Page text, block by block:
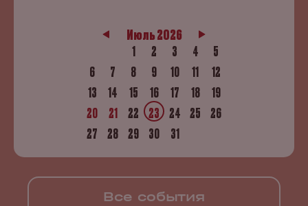
Июль 2026
1
2 3 4
5
6
7 8 9 10 11
12
13
14 15 16 17 18
19
20
21 22 23 24 25 26
27 28 29 30 31
Все события